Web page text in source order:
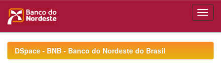
navigationDSpace - BNB - Banco do Nordeste do Brasil